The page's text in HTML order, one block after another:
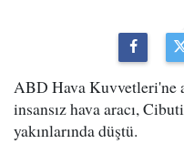
ABD Hava Kuvvetleri'ne
insansız hava aracı,
yakınlarında düştü.